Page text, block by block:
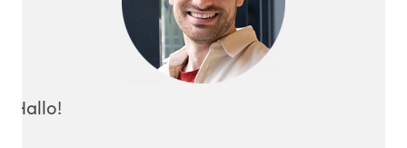
Hallo!